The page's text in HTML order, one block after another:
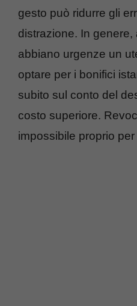
gesto può ridurre gli
distrazione. In
abbiano urgenze un
optare per i bonifici
subito sul conto del
costo superiore.
impossibile proprio